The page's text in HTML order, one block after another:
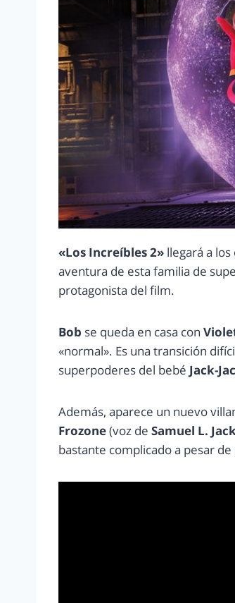
«Los Increíbles 2» llegará a
aventura de esta familia de
protagonista del film.
Bob se queda en casa con
«normal». Es una transición
superpoderes del bebé Jack-
Además, aparece un nuevo
Frozone(voz de Samuel L.
bastante complicado a pesar